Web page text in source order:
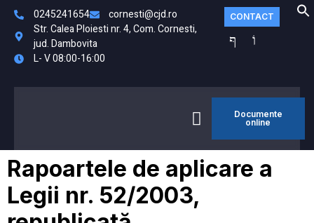
0245241654
cornesti@cjd.ro
Str. Calea Ploiesti nr. 4, Com. Cornesti,
jud. Dambovita
L- V 08:00-16:00
CONTACT
Documente
online
Rapoartele de aplicare a
Legii nr. 52/2003,